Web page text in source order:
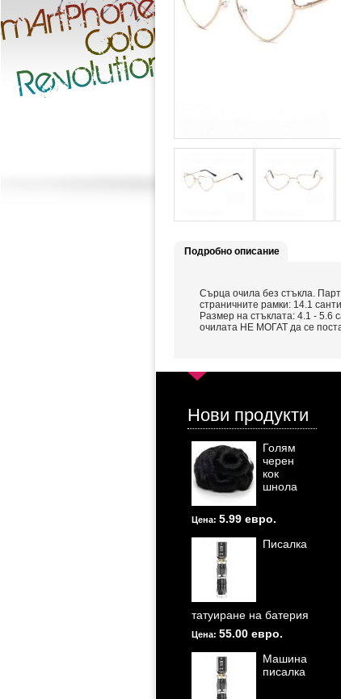
Подробно описание
Сърца очила без стъкла.
страничните рамки: 14.1
Размер на стъклата: 4.1 - 5.6
очилата НЕ МОГАТ да се
Нови продукти
Голям
черен
кок
шнола
Цена: 5.99 евро.
Писалка
татуиране на батерия
Цена: 55.00 евро.
Машина
писалка